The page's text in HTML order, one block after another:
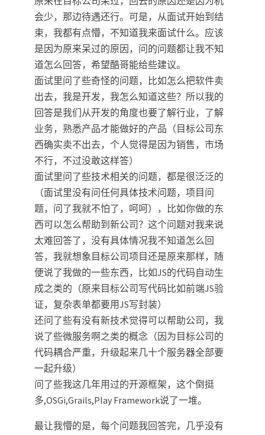
会少，那边待遇还行。可是，从面试开始到结
束，我都有点懵，不知道我来面试什么。应该
是因为原来呆过的原因，问的问题都让我不知
道怎么回答，希望酷哥能给些建议。
面试里问了些奇怪的问题，比如怎么把软件卖
出去，我是开发，我怎么知道这些？所以我的
回答是我们从开发的角度也要了解行业，了解
业务，熟悉产品才能做好的产品（目标公司东
西确实卖不出去，个人觉得是因为销售，市场
不行，不过没敢这样答）
面试里问了些技术相关的问题，都是很泛泛的
（面试里没有问任何具体技术问题，项目问
题，问了我就不怕了，呵呵），比如你做的东
西可以怎么帮助到新公司？这个问题对我来说
太难回答了，没有具体情况我不知道怎么回
答，我就想象目标公司项目还是原来那样，随
便说了我做的一些东西，比如JS的代码自动生
成之类的（原来目标公司写代码比如前端JS验
证，复杂表单都要用JS写封装）
还问了些有没有新技术觉得可以帮助公司，我
说了些微服务啊之类的概念（因为目标公司的
代码耦合严重，升级起来几十个服务器全部要
一起升级）
问了些我这几年用过的开源框架，这个倒挺
多,OSGi,Grails,Play Framework说了一堆。
最让我懵的是，每个问题我回答完，几乎没有